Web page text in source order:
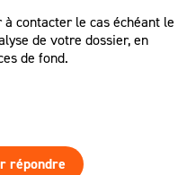
contacter le cas échéant le
de votre dossier, en
de fond.
répondre